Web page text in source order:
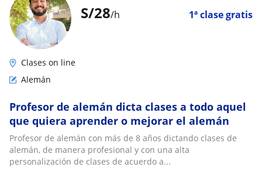
S/28/h 1ª clase gratis
Clases on line
Alemán
Profesor de alemán dicta clases a todo aquel
que quiera aprender o mejorar el alemán
Profesor de alemán con más de 8 años dictando clases de
alemán, de manera profesional y con una alta
personalización de clases de acuerdo a...